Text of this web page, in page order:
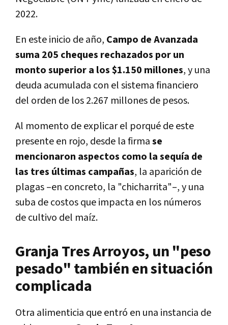
2022.
En este inicio de año, Campo de Avanzada
suma 205 cheques rechazados por un
monto superior a los $1.150 millones, y una
deuda acumulada con el sistema financiero
del orden de los 2.267 millones de pesos.
Al momento de explicar el porqué de este
presente en rojo, desde la firmase
mencionaron aspectos como la sequía de
las tres últimas campañas, la aparición de
plagas –en concreto, la "chicharrita"–, y una
suba de costos que impacta en los números
de cultivo del maíz.
Granja Tres Arroyos, un "peso
pesado" también en situación
complicada
Otra alimenticia que entró en una instancia de